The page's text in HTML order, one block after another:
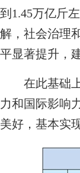
到1.45万亿斤
解，社会治理
平显著提升，
在此基础上
力和国际影响
美好，基本实